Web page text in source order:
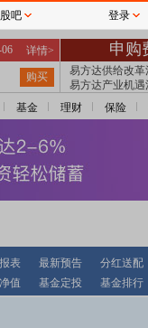
基金 理财 保险
表 最新预告 分红送配
值 基金定投 基金排行
股吧 登录